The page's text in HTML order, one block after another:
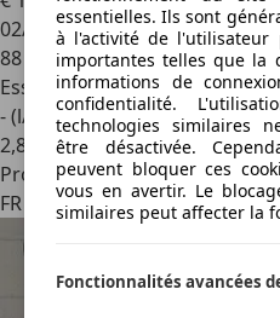
02/1991
88 500 km
Essence
- (l/100 km)
2,8
Professionnel
FR 63320
essentielles. Ils sont
à l'activité de l'utilisateur
importantes telles que la
informations de
confidentialité.
technologies similaires
être désactivée.
peuvent bloquer ces
vous en avertir. Le
similaires peut affecter la
Fonctionnalités avancées